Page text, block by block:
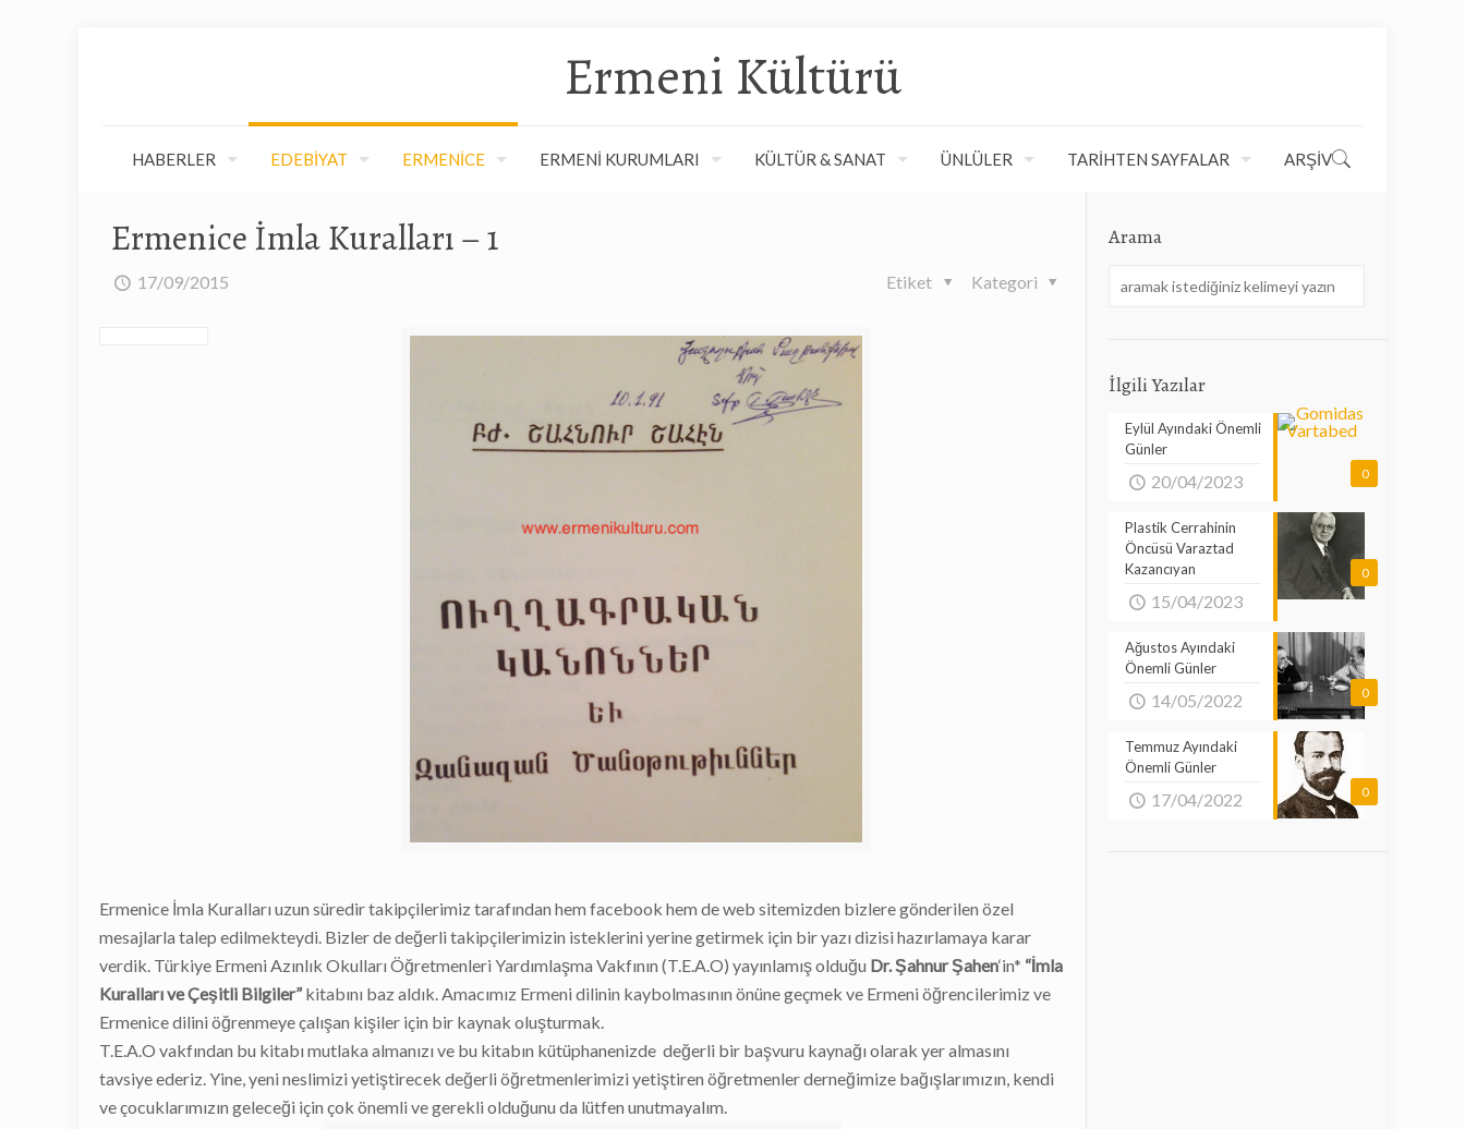
Ermeni Kültürü
HABERLER EDEBİYAT ERMENİCE ERMENİ KURUMLARI KÜLTÜR & SANAT ÜNLÜLER TARİHTEN SAYFALAR ARŞİV
Ermenice İmla Kuralları – 1
17/09/2015 Kategori
Etiket
Ermenice İmla Kuralları uzun süredir takipçilerimiz tarafından hem facebook hem de web sitemizden bizlere gönderilen özel
mesajlarla talep edilmekteydi. Bizler de değerli takipçilerimizin isteklerini yerine getirmek için bir yazı dizisi hazırlamaya karar
verdik. Türkiye Ermeni Azınlık Okulları Öğretmenleri Yardımlaşma Vakfının (T.E.A.O) yayınlamış olduğu Dr. Şahnur Şahen‘in* “İmla
Kuralları ve Çeşitli Bilgiler” kitabını baz aldık. Amacımız Ermeni dilinin kaybolmasının önüne geçmek ve Ermeni öğrencilerimiz ve
Ermenice dilini öğrenmeye çalışan kişiler için bir kaynak oluşturmak.
T.E.A.O vakfından bu kitabı mutlaka almanızı ve bu kitabın kütüphanenizde değerli bir başvuru kaynağı olarak yer almasını
tavsiye ederiz. Yine, yeni neslimizi yetiştirecek değerli öğretmenlerimizi yetiştiren öğretmenler derneğimize bağışlarımızın, kendi
ve çocuklarımızın geleceği için çok önemli ve gerekli olduğunu da lütfen unutmayalım.
Arama
İlgili Yazılar
0
Eylül Ayındaki Önemli
Günler
20/04/2023
0
Plastik Cerrahinin
Öncüsü Varaztad
Kazancıyan
15/04/2023
0
Ağustos Ayındaki
Önemli Günler
14/05/2022
0
Temmuz Ayındaki
Önemli Günler
17/04/2022